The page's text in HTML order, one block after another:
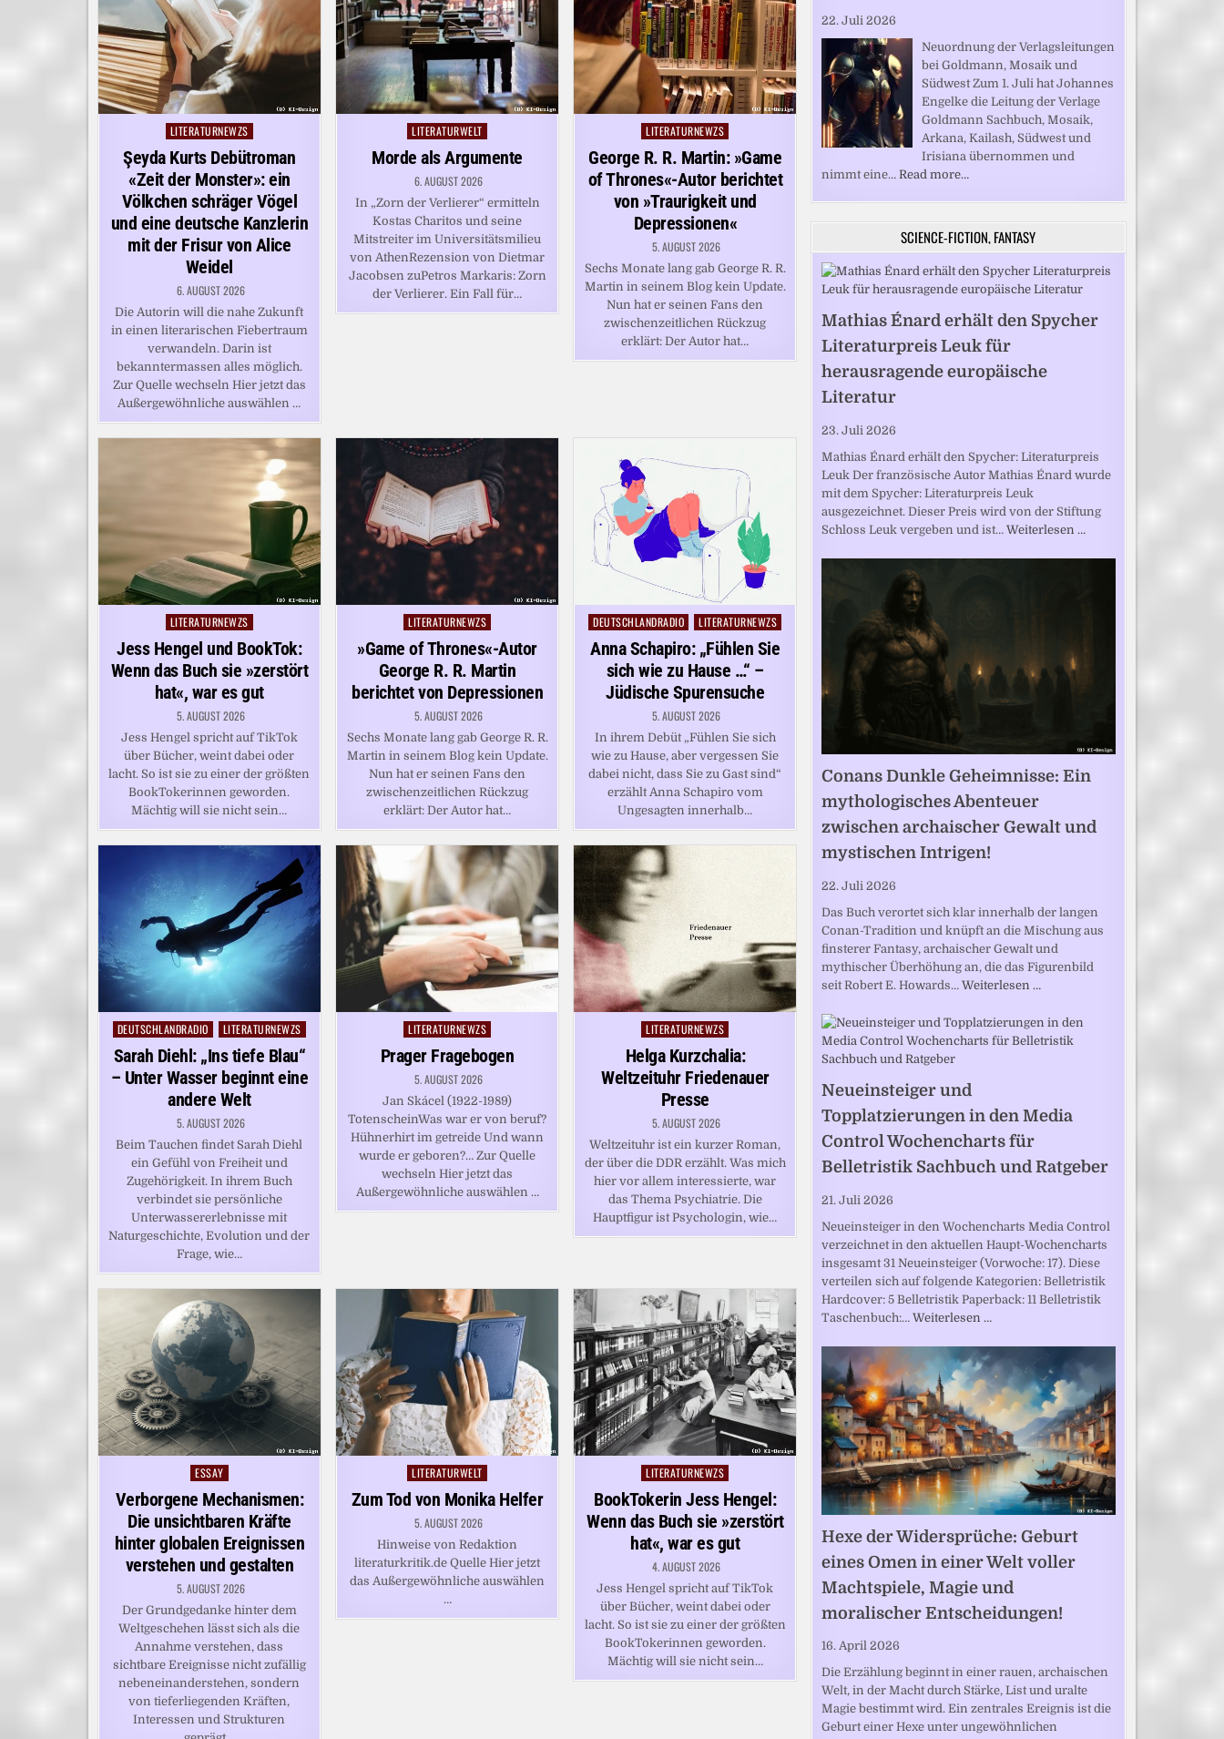
Posted
in
LITERATURNEWZS
Şeyda Kurts Debütroman
«Zeit der Monster»: ein
Völkchen schräger Vögel
und eine deutsche Kanzlerin
mit der Frisur von Alice
Weidel
6. AUGUST 2026
Die Autorin will die nahe Zukunft
in einen literarischen Fiebertraum
verwandeln. Darin ist
bekanntermassen alles möglich.
Zur Quelle wechseln Hier jetzt das
Außergewöhnliche auswählen …
Posted
in
LITERATURWELT
Morde als Argumente
6. AUGUST 2026
In „Zorn der Verlierer“ ermitteln
Kostas Charitos und seine
Mitstreiter im Universitätsmilieu
von AthenRezension von Dietmar
Jacobsen zuPetros Markaris: Zorn
der Verlierer. Ein Fall für…
Posted
in
LITERATURNEWZS
George R. R. Martin: »Game
of Thrones«-Autor berichtet
von »Traurigkeit und
Depressionen«
5. AUGUST 2026
Sechs Monate lang gab George R. R.
Martin in seinem Blog kein Update.
Nun hat er seinen Fans den
zwischenzeitlichen Rückzug
erklärt: Der Autor hat…
Posted
in
LITERATURNEWZS
Jess Hengel und BookTok:
Wenn das Buch sie »zerstört
hat«, war es gut
5. AUGUST 2026
Jess Hengel spricht auf TikTok
über Bücher, weint dabei oder
lacht. So ist sie zu einer der größten
BookTokerinnen geworden.
Mächtig will sie nicht sein…
Posted
LITERATURNEWZS
»Game of Thrones«-Autor
George R. R. Martin
berichtet von Depressionen
5. AUGUST 2026
Sechs Monate lang gab George R. R.
Martin in seinem Blog kein Update.
Nun hat er seinen Fans den
zwischenzeitlichen Rückzug
erklärt: Der Autor hat…
Posted
in
DEUTSCHLANDRADIO LITERATURNEWZS
Anna Schapiro: „Fühlen Sie
sich wie zu Hause …“ –
Jüdische Spurensuche
5. AUGUST 2026
In ihrem Debüt „Fühlen Sie sich
wie zu Hause, aber vergessen Sie
dabei nicht, dass Sie zu Gast sind“
erzählt Anna Schapiro vom
Ungesagten innerhalb…
Posted
in
DEUTSCHLANDRADIO LITERATURNEWZS
Sarah Diehl: „Ins tiefe Blau“
– Unter Wasser beginnt eine
andere Welt
5. AUGUST 2026
Beim Tauchen findet Sarah Diehl
ein Gefühl von Freiheit und
Zugehörigkeit. In ihrem Buch
verbindet sie persönliche
Unterwassererlebnisse mit
Naturgeschichte, Evolution und der
Frage, wie…
Posted
LITERATURNEWZS
Prager Fragebogen
5. AUGUST 2026
Jan Skácel (1922-1989)
TotenscheinWas war er von beruf?
Hühnerhirt im getreide Und wann
wurde er geboren?… Zur Quelle
wechseln Hier jetzt das
Außergewöhnliche auswählen …
Posted
in
LITERATURNEWZS
Helga Kurzchalia:
Weltzeituhr Friedenauer
Presse
5. AUGUST 2026
Weltzeituhr ist ein kurzer Roman,
der über die DDR erzählt. Was mich
hier vor allem interessierte, war
das Thema Psychiatrie. Die
Hauptfigur ist Psychologin, wie…
Posted
ESSAY
Verborgene Mechanismen:
Die unsichtbaren Kräfte
hinter globalen Ereignissen
verstehen und gestalten
5. AUGUST 2026
Der Grundgedanke hinter dem
Weltgeschehen lässt sich als die
Annahme verstehen, dass
sichtbare Ereignisse nicht zufällig
nebeneinanderstehen, sondern
von tieferliegenden Kräften,
Interessen und Strukturen
Posted
in
LITERATURWELT
Zum Tod von Monika Helfer
5. AUGUST 2026
Hinweise von Redaktion
literaturkritik.de Quelle Hier jetzt
das Außergewöhnliche auswählen
…
Posted
in
LITERATURNEWZS
BookTokerin Jess Hengel:
Wenn das Buch sie »zerstört
hat«, war es gut
4. AUGUST 2026
Jess Hengel spricht auf TikTok
über Bücher, weint dabei oder
lacht. So ist sie zu einer der größten
BookTokerinnen geworden.
Mächtig will sie nicht sein…
22. Juli 2026
Neuordnung der Verlagsleitungen
bei Goldmann, Mosaik und
Südwest Zum 1. Juli hat Johannes
Engelke die Leitung der Verlage
Goldmann Sachbuch, Mosaik,
Arkana, Kailash, Südwest und
Irisiana übernommen und
nimmt eine… Read more…
SCIENCE-FICTION, FANTASY
Mathias Énard erhält den Spycher
Literaturpreis Leuk für
herausragende europäische
Literatur
23. Juli 2026
Mathias Énard erhält den Spycher: Literaturpreis
Leuk Der französische Autor Mathias Énard wurde
mit dem Spycher: Literaturpreis Leuk
ausgezeichnet. Dieser Preis wird von der Stiftung
Schloss Leuk vergeben und ist… Weiterlesen …
Conans Dunkle Geheimnisse: Ein
mythologisches Abenteuer
zwischen archaischer Gewalt und
mystischen Intrigen!
22. Juli 2026
Das Buch verortet sich klar innerhalb der langen
Conan-Tradition und knüpft an die Mischung aus
finsterer Fantasy, archaischer Gewalt und
mythischer Überhöhung an, die das Figurenbild
seit Robert E. Howards… Weiterlesen …
Neueinsteiger und
Topplatzierungen in den Media
Control Wochencharts für
Belletristik Sachbuch und Ratgeber
21. Juli 2026
Neueinsteiger in den Wochencharts Media Control
verzeichnet in den aktuellen Haupt-Wochencharts
insgesamt 31 Neueinsteiger (Vorwoche: 17). Diese
verteilen sich auf folgende Kategorien: Belletristik
Hardcover: 5 Belletristik Paperback: 11 Belletristik
Taschenbuch:… Weiterlesen …
Hexe der Widersprüche: Geburt
eines Omen in einer Welt voller
Machtspiele, Magie und
moralischer Entscheidungen!
16. April 2026
Die Erzählung beginnt in einer rauen, archaischen
Welt, in der Macht durch Stärke, List und uralte
Magie bestimmt wird. Ein zentrales Ereignis ist die
Geburt einer Hexe unter ungewöhnlichen